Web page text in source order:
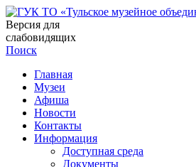
Версия для
слабовидящих
Поиск
Главная
Музеи
Афиша
Новости
Контакты
Информация
Доступная среда
Документы